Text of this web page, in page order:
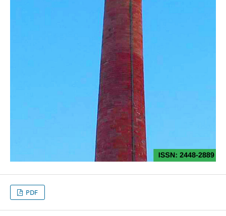
PDF